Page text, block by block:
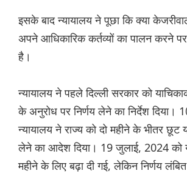
इसके बाद न्यायालय ने पूछा कि क्या
अपने आधिकारिक कर्तव्यों का पालन करने
है।
न्यायालय ने पहले दिल्ली सरकार को
के अनुरोध पर निर्णय लेने का निर्देश दिया।
न्यायालय ने राज्य को दो महीने के भीतर छूट
लेने का आदेश दिया। 19 जुलाई, 2024 को
महीने के लिए बढ़ा दी गई, लेकिन निर्णय